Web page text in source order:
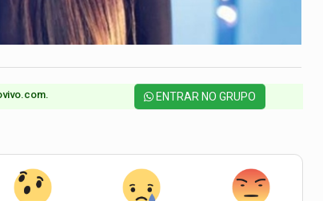
ENTRAR NO GRUPO